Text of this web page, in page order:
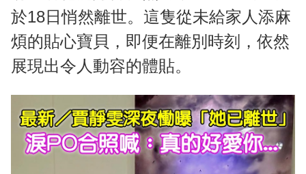
於18日悄然離世。這隻從未給家人添麻
煩的貼心寶貝，即便在離別時刻，依然
展現出令人動容的體貼。